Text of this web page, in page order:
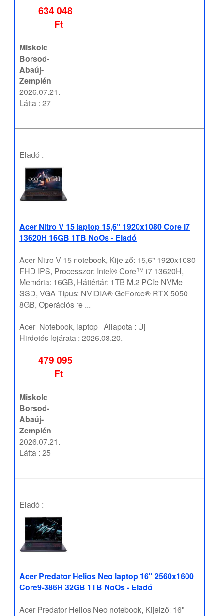
634 048
Ft
Miskolc
Borsod-
Abaúj-
Zemplén
2026.07.21.
Látta : 27
Eladó :
Acer Nitro V 15 laptop 15,6" 1920x1080 Core i7
13620H 16GB 1TB NoOs - Eladó
Acer Nitro V 15 notebook, Kijelző: 15,6" 1920x1080
FHD IPS, Processzor: Intel® Core™ i7 13620H,
Memória: 16GB, Háttértár: 1TB M.2 PCIe NVMe
SSD, VGA Típus: NVIDIA® GeForce® RTX 5050
8GB, Operációs re ...
Acer Notebook, laptop Állapota : Új
Hirdetés lejárata :2026.08.20.
479 095
Ft
Miskolc
Borsod-
Abaúj-
Zemplén
2026.07.21.
Látta : 25
Eladó :
Acer Predator Helios Neo laptop 16" 2560x1600
Core9-386H 32GB 1TB NoOs - Eladó
Acer Predator Helios Neo notebook, Kijelző: 16"